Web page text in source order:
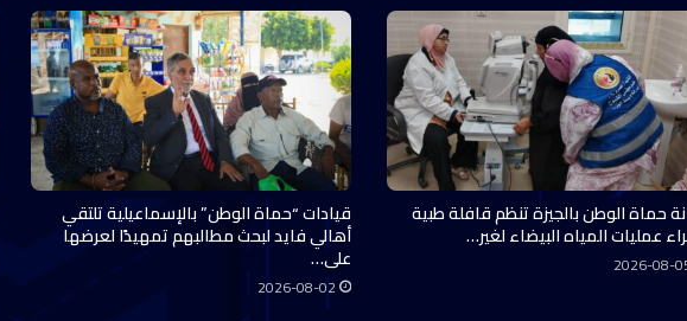
حماة الوطن بالجيزة تنظم قافلة طبية
عمليات المياه البيضاء لغير…
2026-08-
قيادات “حماة الوطن” بالإسماعيلية تلتقي
أهالي فايد لبحث مطالبهم تمهيدًا لعرضها
على…
2026-08-02